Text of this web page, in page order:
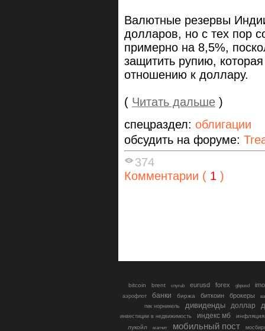
Валютные резервы
долларов, но с тех пор
примерно на 8,5%,
защитить рупию,
отношению к доллару.
( Читать дальше )
спецраздел: облигации
обсудить на форуме:
374
Комментарии ( 1 )
bitcoin brent cnyrub eurusd forex gbpusd
аэрофлот банки биржа биткоин брокеры
гмк норникель
дивиденды доллар
инвестиции в недвижимость индекс мб
инфляция
лукойл
магнит мобильный пост